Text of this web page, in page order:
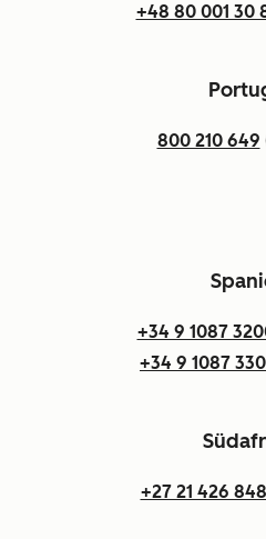
+48 80 001 30
800 210 649
+34 9 1087
+34 9 1087
+27 21 426